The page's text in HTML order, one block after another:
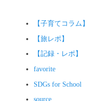
【子育てコラム】
【旅レポ】
【記録・レポ】
favorite
SDGs for School
source